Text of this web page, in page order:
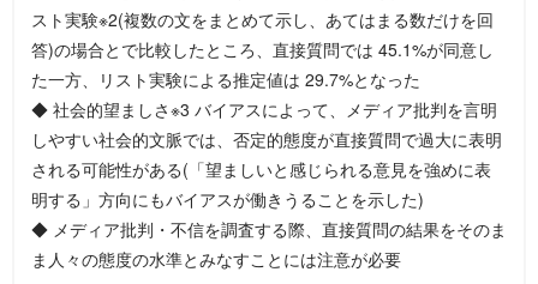
スト実験※2(複数の文をまとめて示し、あてはまる数だけを回
答)の場合とで比較したところ、直接質問では 45.1%が同意し
た一方、リスト実験による推定値は 29.7%となった
◆ 社会的望ましさ※3 バイアスによって、メディア批判を言明
しやすい社会的文脈では、否定的態度が直接質問で過大に表明
される可能性がある(「望ましいと感じられる意見を強めに表
明する」方向にもバイアスが働きうることを示した)
◆ メディア批判・不信を調査する際、直接質問の結果をそのま
ま人々の態度の水準とみなすことには注意が必要